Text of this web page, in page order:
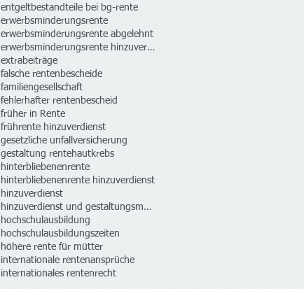
entgeltbestandteile bei bg-rente
erwerbsminderungsrente
erwerbsminderungsrente abgelehnt
erwerbsminderungsrente hinzuverdienst
extrabeiträge
falsche rentenbescheide
familiengesellschaft
fehlerhafter rentenbescheid
früher in Rente
frührente hinzuverdienst
gesetzliche unfallversicherung
gestaltung rentehautkrebs
hinterbliebenenrente
hinterbliebenenrente hinzuverdienst
hinzuverdienst
hinzuverdienst und gestaltungsmöglichkeiten
hochschulausbildung
hochschulausbildungszeiten
höhere rente für mütter
internationale rentenansprüche
internationales rentenrecht